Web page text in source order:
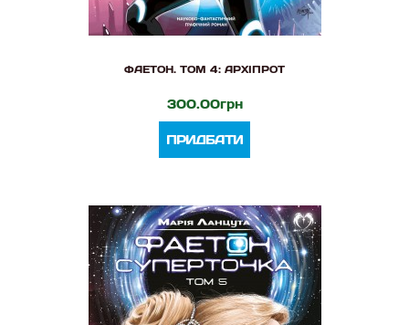
ФАЕТОН. ТОМ 4: АРХІПРОТ
300.00грн
ПРИДБАТИ